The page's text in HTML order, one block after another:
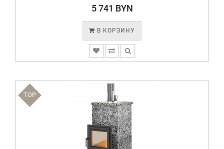
5 741 BYN
В КОРЗИНУ
TOP